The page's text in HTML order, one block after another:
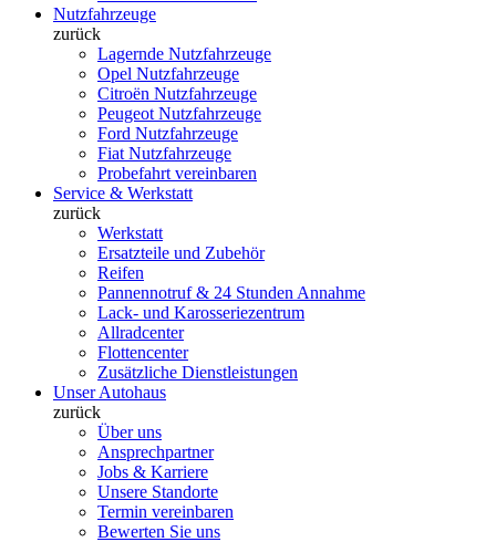
Nutzfahrzeuge
zurück
Lagernde Nutzfahrzeuge
Opel Nutzfahrzeuge
Citroën Nutzfahrzeuge
Peugeot Nutzfahrzeuge
Ford Nutzfahrzeuge
Fiat Nutzfahrzeuge
Probefahrt vereinbaren
Service & Werkstatt
zurück
Werkstatt
Ersatzteile und Zubehör
Reifen
Pannennotruf & 24 Stunden Annahme
Lack- und Karosseriezentrum
Allradcenter
Flottencenter
Zusätzliche Dienstleistungen
Unser Autohaus
zurück
Über uns
Ansprechpartner
Jobs & Karriere
Unsere Standorte
Termin vereinbaren
Bewerten Sie uns